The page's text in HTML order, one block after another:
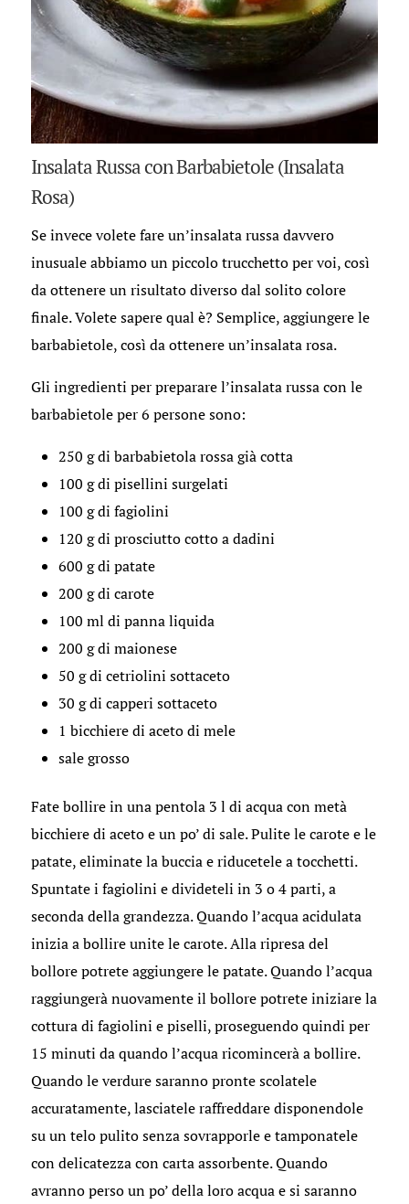
Insalata Russa con Barbabietole (Insalata
Rosa)
Se invece volete fare un’insalata russa davvero
inusuale abbiamo un piccolo trucchetto per voi, così
da ottenere un risultato diverso dal solito colore
finale. Volete sapere qual è? Semplice, aggiungere le
barbabietole, così da ottenere un’insalata rosa.
Gli ingredienti per preparare l’insalata russa con le
barbabietole per 6 persone sono:
250 g di barbabietola rossa già cotta
100 g di pisellini surgelati
100 g di fagiolini
120 g di prosciutto cotto a dadini
600 g di patate
200 g di carote
100 ml di panna liquida
200 g di maionese
50 g di cetriolini sottaceto
30 g di capperi sottaceto
1 bicchiere di aceto di mele
sale grosso
Fate bollire in una pentola 3 l di acqua con metà
bicchiere di aceto e un po’ di sale. Pulite le carote e le
patate, eliminate la buccia e riducetele a tocchetti.
Spuntate i fagiolini e divideteli in 3 o 4 parti, a
seconda della grandezza. Quando l’acqua acidulata
inizia a bollire unite le carote. Alla ripresa del
bollore potrete aggiungere le patate. Quando l’acqua
raggiungerà nuovamente il bollore potrete iniziare la
cottura di fagiolini e piselli, proseguendo quindi per
15 minuti da quando l’acqua ricomincerà a bollire.
Quando le verdure saranno pronte scolatele
accuratamente, lasciatele raffreddare disponendole
su un telo pulito senza sovrapporle e tamponatele
con delicatezza con carta assorbente. Quando
avranno perso un po’ della loro acqua e si saranno